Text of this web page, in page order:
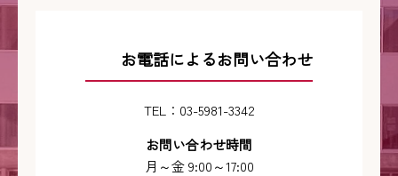
お電話によるお問い合わせ
TEL：03-5981-3342
お問い合わせ時間
月～金 9:00～17:00